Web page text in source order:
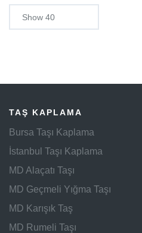
TAŞ KAPLAMA
Bursa Taşı Kaplama
İstanbul Taşı Kaplama
MD Alaçatı Taşı
MD Geçmeli Yığma Taşı
MD Karışık Taş
MD Rumeli Taşı